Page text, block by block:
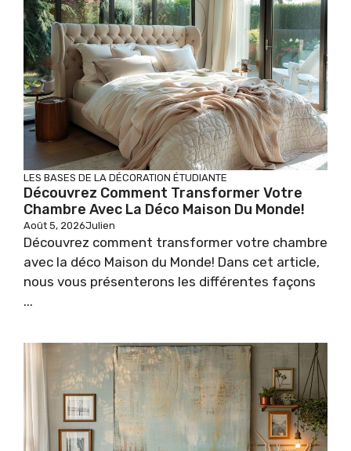
LES BASES DE LA DÉCORATION ÉTUDIANTE
Découvrez Comment Transformer Votre
Chambre Avec La Déco Maison Du Monde!
Août 5, 2026Julien
Découvrez comment transformer votre chambre
avec la déco Maison du Monde! Dans cet article,
nous vous présenterons les différentes façons
...